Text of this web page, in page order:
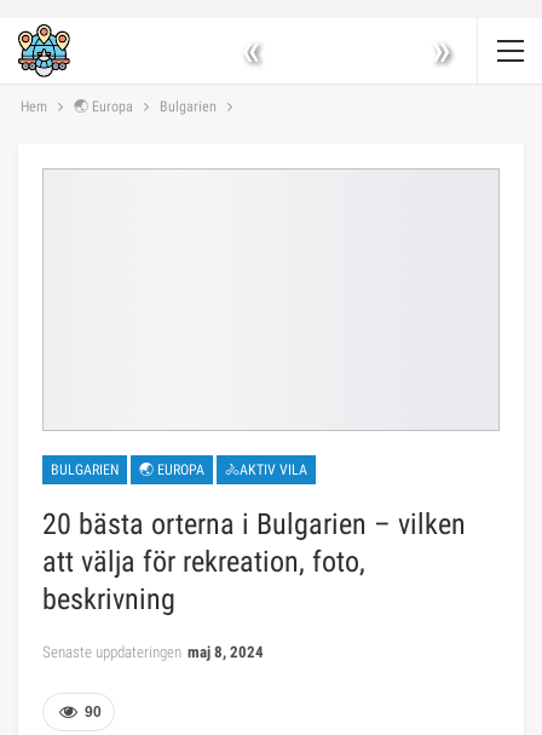
« »
Hem 🌏 Europa Bulgarien
BULGARIEN 🌏 EUROPA 🚴AKTIV VILA
20 bästa orterna i Bulgarien – vilken
att välja för rekreation, foto,
beskrivning
Senaste uppdateringen maj 8, 2024
90